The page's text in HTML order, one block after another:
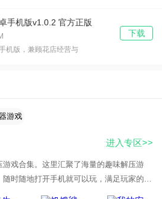
手机版v1.0.2 官方正版
机版，兼顾花店经营与
下载
游戏
戏合集。这里汇聚了海量的趣味解压游
时随地打开手机就可以玩，满足玩家的各
生活压
进入专区>>